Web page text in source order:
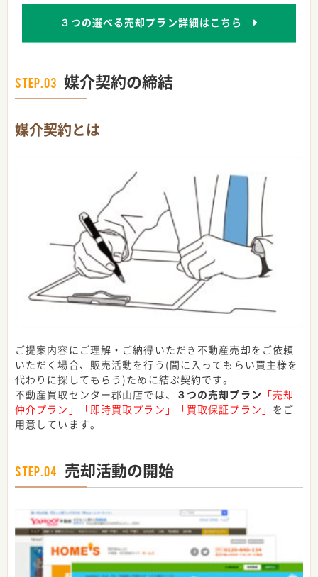
３つの選べる売却プラン詳細はこちら
STEP.03 媒介契約の締結
媒介契約とは
ご提案内容にご理解・ご納得いただき不動産売却をご依頼
いただく場合、販売活動を行う(間に入ってもらい買主様を
代わりに探してもらう)ために結ぶ契約です。
不動産買取センター郡山店では、
３つの売却プラン 「売却
仲介プラン」「即時買取プラン」「買取保証プラン」 をご
用意しています。
STEP.04 売却活動の開始